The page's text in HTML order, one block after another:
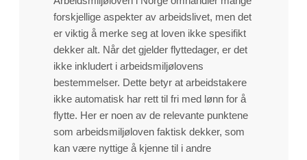
forskjellige aspekter av arbeidslivet, men det
er viktig å merke seg at loven ikke spesifikt
dekker alt. Når det gjelder flyttedager, er det
ikke inkludert i arbeidsmiljølovens
bestemmelser. Dette betyr at arbeidstakere
ikke automatisk har rett til fri med lønn for å
flytte. Her er noen av de relevante punktene
som arbeidsmiljøloven faktisk dekker, som
kan være nyttige å kjenne til i andre